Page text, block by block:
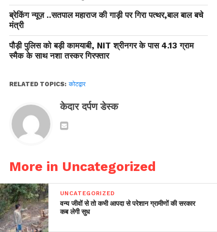
ब्रेकिंग न्यूज़ ..सतपाल महाराज की गाड़ी पर गिरा पत्थर,बाल बाल बचे
मंत्री
पौड़ी पुलिस को बड़ी कामयाबी, NIT श्रीनगर के पास 4.13 ग्राम
स्मैक के साथ नशा तस्कर गिरफ्तार
RELATED TOPICS: कोटद्वार
केदार दर्पण डेस्क
More in Uncategorized
UNCATEGORIZED
वन्य जीवों से तो कभी आपदा से परेशान ग्रामीणों की सरकार
कब लेगी सुध